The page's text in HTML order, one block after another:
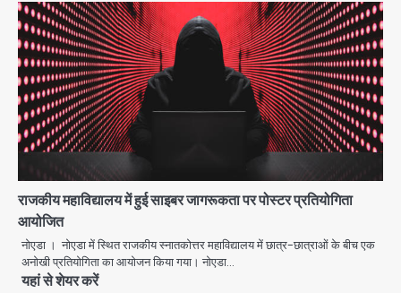
राजकीय महाविद्यालय में हुई साइबर जागरूकता पर पोस्टर प्रतियोगिता
आयोजित
नोएडा । नोएडा में स्थित राजकीय स्नातकोत्तर महाविद्यालय में छात्र-छात्राओं के बीच एक
अनोखी प्रतियोगिता का आयोजन किया गया। नोएडा…
यहां से शेयर करें
3
थाईलैंड के स्कूल में गोलीबारी, 3 छात्रों समेत 6
लोगों की मौत; 15 घायल
Team JHJ
4
Thailand School Shooting:
बैंकॉक के पास स्कूल में छात्र ने की अंधाधुंध
घायल
5
224 ट्रांसफार्मर ठप, 798 करोड़ रुपये का
नुकसान
Team JHJ